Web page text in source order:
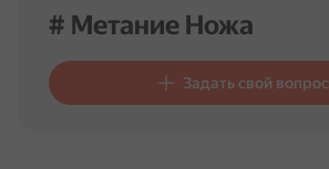
# Метание Ножа
Задать свой вопрос